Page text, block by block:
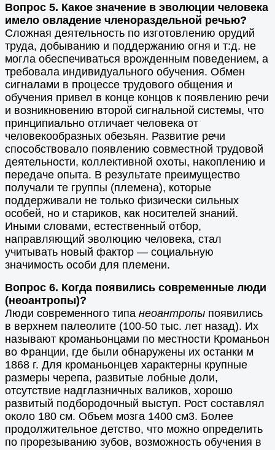
Вопрос 5. Какое значение в эволюции человека
имело овладение членораздельной речью?
Сложная деятельность по изготовлению орудий
труда, добыванию и поддержанию огня и т:д. не
могла обеспечиваться врожденным поведением, а
требовала индивидуального обучения. Обмен
сигналами в процессе трудового общения и
обучения привел в конце концов к появлению речи
и возникновению второй сигнальной системы, что
принципиально отличает человека от
человекообразных обезьян. Развитие речи
способствовало появлению совместной трудовой
деятельности, коллективной охоты, накоплению и
передаче опыта. В результате преимущество
получали те группы (племена), которые
поддерживали не только физически сильных
особей, но и стариков, как носителей знаний.
Иными словами, естественный отбор,
направляющий эволюцию человека, стал
учитывать новый фактор — социальную
значимость особи для племени.
Вопрос 6. Когда появились современные люди
(неоантропы)?
Люди современного типа неоантропы появились
в верхнем палеолите (100-50 тыс. лет назад). Их
называют кроманьонцами по местности Кроманьон
во Франции, где были обнаружены их останки м
1868 г. Для кроманьонцев характерны крупные
размеры черепа, развитые лобные доли,
отсутствие надглазничных валиков, хорошо
развитый подбородочный выступ. Рост составлял
около 180 см. Объем мозга 1400 см3. Более
продолжительное детство, что можно определить
по прорезыванию зубов, возможность обучения в